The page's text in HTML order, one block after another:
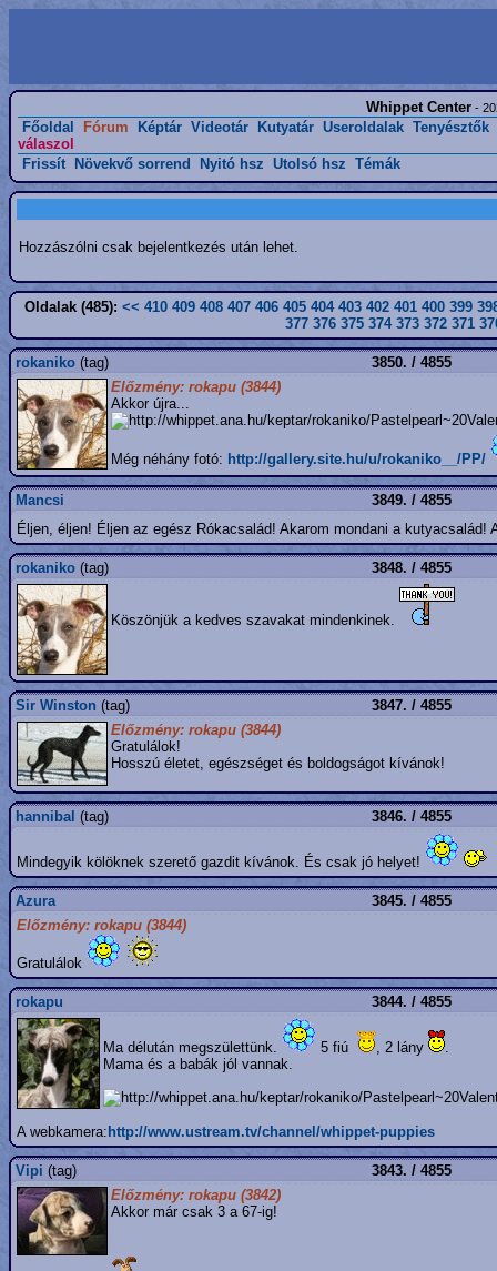
Whippet Center-
Főoldal Fórum Képtár Videotár Kutyatár Useroldalak Tenyésztők
válaszol
Frissít
Növekvő sorrend Nyitó hsz Utolsó hsz Témák
Hozzászólni csak bejelentkezés után lehet.
Oldalak (485): << 410 409 408 407 406 405 404 403 402 401 400 399
377 376 375 374 373 372 371
rokaniko (tag)
3850. / 4855
Előzmény: rokapu (3844)
Akkor újra...
Még néhány fotó: http://gallery.site.hu/u/rokaniko__/PP/
Mancsi
3849. / 4855
Éljen, éljen! Éljen az egész Rókacsalád! Akarom mondani a
rokaniko (tag) 3848. / 4855
Köszönjük a kedves szavakat mindenkinek.
Sir Winston (tag)
3847. / 4855
Előzmény: rokapu (3844)
Gratulálok!
Hosszú életet, egészséget és boldogságot kívánok!
hannibal (tag) 3846. / 4855
Mindegyik kölöknek szerető gazdit kívánok. És csak jó helyet!
Azura
3845. / 4855
Előzmény: rokapu (3844)
Gratulálok
rokapu 3844. / 4855
Ma délután megszülettünk. 5 fiú , 2 lány
.
Mama és a babák jól vannak.
A webkamera: http://www.ustream.tv/channel/whippet-puppies
Vipi (tag)
3843. / 4855
Előzmény: rokapu (3842)
Akkor már csak 3 a 67-ig!